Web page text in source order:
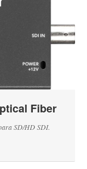
Fiber
SD/HD SDI.